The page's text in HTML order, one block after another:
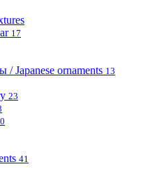
17
Japanese ornaments 13
23
41